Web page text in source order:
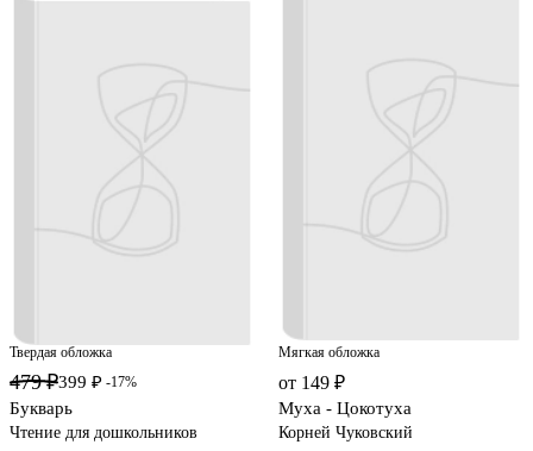
Твердая обложка
479 ₽399 ₽ -17%
Букварь
Чтение для дошкольников
Мягкая обложка
от 149 ₽
Муха - Цокотуха
Корней Чуковский